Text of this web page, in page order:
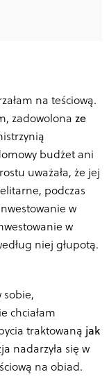
na teściową.
zadowolona ze
budżet ani
uważała, że jej
podczas
w
w
niej głupotą.
sobie,
chciałam
traktowaną jak
nadarzyła się w
na obiad.